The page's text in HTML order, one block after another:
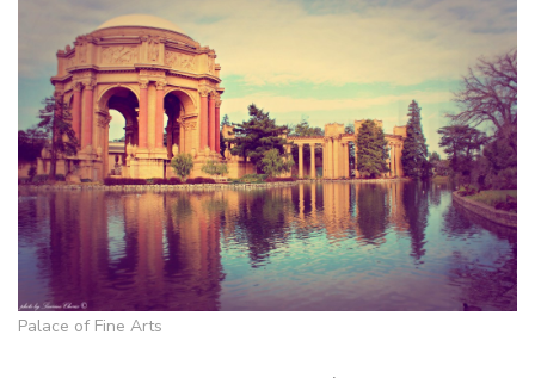
Palace of Fine Arts